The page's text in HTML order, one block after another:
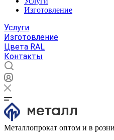
Изготовление
Услуги
Изготовление
Цвета RAL
Контакты
Металлопрокат оптом и в